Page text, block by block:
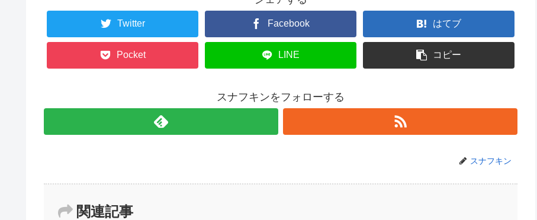
Twitter Facebook はてブ
Pocket LINE コピー
スナフキンをフォローする
スナフキン
関連記事